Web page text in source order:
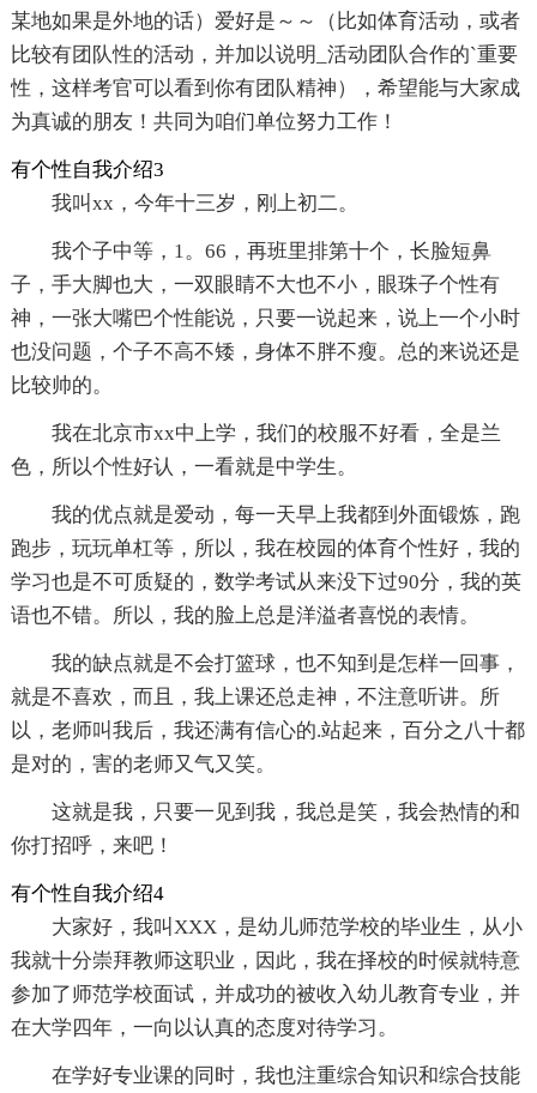
某地如果是外地的话）爱好是～～（比如体育活动，或者
比较有团队性的活动，并加以说明_活动团队合作的`重要
性，这样考官可以看到你有团队精神），希望能与大家成
为真诚的朋友！共同为咱们单位努力工作！
有个性自我介绍3
我叫xx，今年十三岁，刚上初二。
我个子中等，1。66，再班里排第十个，长脸短鼻
子，手大脚也大，一双眼睛不大也不小，眼珠子个性有
神，一张大嘴巴个性能说，只要一说起来，说上一个小时
也没问题，个子不高不矮，身体不胖不瘦。总的来说还是
比较帅的。
我在北京市xx中上学，我们的校服不好看，全是兰
色，所以个性好认，一看就是中学生。
我的优点就是爱动，每一天早上我都到外面锻炼，跑
跑步，玩玩单杠等，所以，我在校园的体育个性好，我的
学习也是不可质疑的，数学考试从来没下过90分，我的英
语也不错。所以，我的脸上总是洋溢者喜悦的表情。
我的缺点就是不会打篮球，也不知到是怎样一回事，
就是不喜欢，而且，我上课还总走神，不注意听讲。所
以，老师叫我后，我还满有信心的.站起来，百分之八十都
是对的，害的老师又气又笑。
这就是我，只要一见到我，我总是笑，我会热情的和
你打招呼，来吧！
有个性自我介绍4
大家好，我叫XXX，是幼儿师范学校的毕业生，从小
我就十分崇拜教师这职业，因此，我在择校的时候就特意
参加了师范学校面试，并成功的被收入幼儿教育专业，并
在大学四年，一向以认真的态度对待学习。
在学好专业课的同时，我也注重综合知识和综合技能